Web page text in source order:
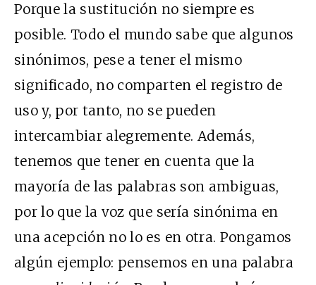
Porque la sustitución no siempre es
posible. Todo el mundo sabe que algunos
sinónimos, pese a tener el mismo
significado, no comparten el registro de
uso y, por tanto, no se pueden
intercambiar alegremente. Además,
tenemos que tener en cuenta que la
mayoría de las palabras son ambiguas,
por lo que la voz que sería sinónima en
una acepción no lo es en otra. Pongamos
algún ejemplo: pensemos en una palabra